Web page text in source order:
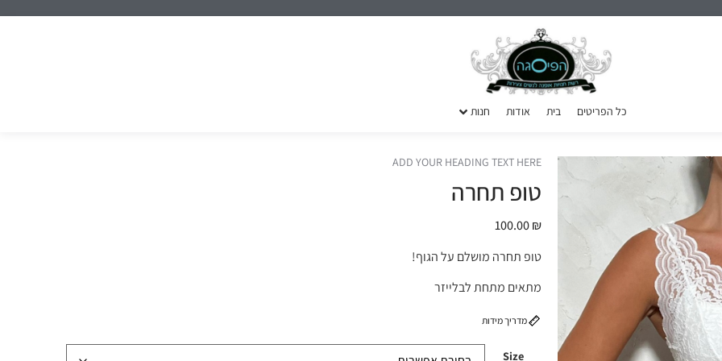
כל הפריטים בית אודות חנות
ADD YOUR HEADING TEXT HERE
טופ תחרה
100.00₪
טופ תחרה מושלם על הגוף!
מתאים מתחת לבלייזר
מדריך מידות
Size